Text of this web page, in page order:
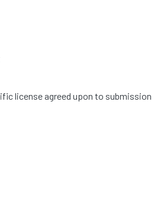
license agreed upon to submission